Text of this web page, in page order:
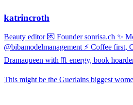
katrincroth
Beauty editor 💌 Founder sonrisa.ch ✨
@bibamodelmanagement ⚡ Coffee first,
Dramaqueen with ♏ energy, book
This might be the Guerlains biggest